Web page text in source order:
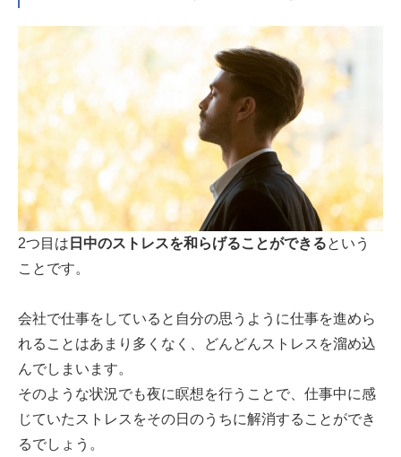
2つ目は 日中のストレスを和らげることができるという
ことです。
会社で仕事をしていると自分の思うように仕事を進めら
れることはあまり多くなく、どんどんストレスを溜め込
んでしまいます。
そのような状況でも夜に瞑想を行うことで、仕事中に感
じていたストレスをその日のうちに解消することができ
るでしょう。